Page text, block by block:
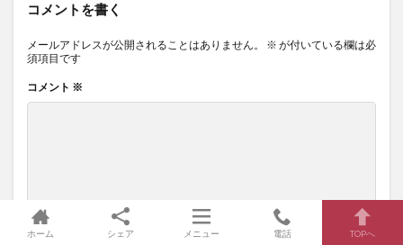
コメントを書く
メールアドレスが公開されることはありません。 ※ が付いている欄は必
須項目です
コメント ※
ホーム シェア メニュー 電話 TOPへ